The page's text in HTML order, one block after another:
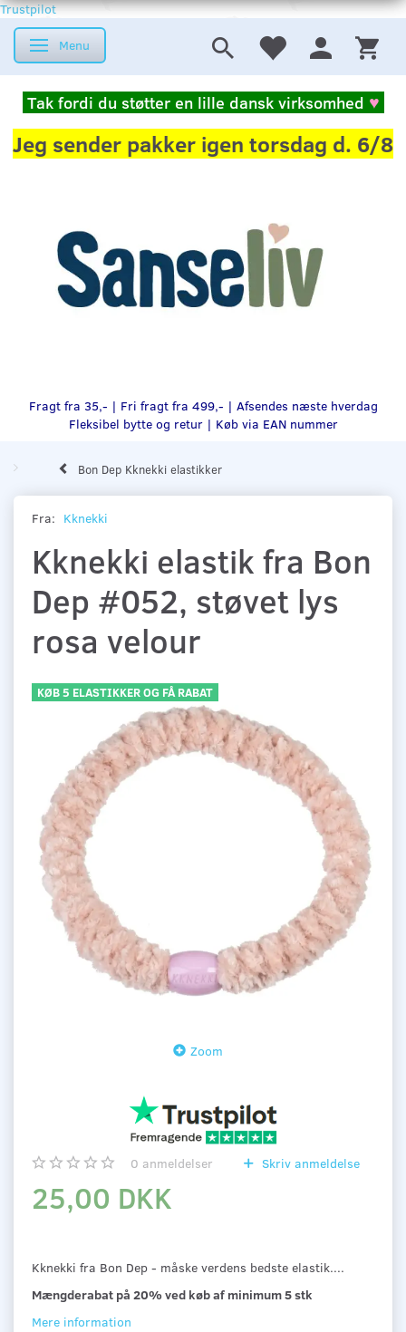
Trustpilot
Skifte navigation
Menu
Tak fordi du støtter en lille dansk virksomhed ♥
Jeg sender pakker igen torsdag d. 6/8
Fragt fra 35,- | Fri fragt fra 499,- | Afsendes næste hverdag
Fleksibel bytte og retur | Køb via EAN nummer
Bon Dep Kknekki elastikker
Fra: Kknekki
Kknekki elastik fra Bon
Dep #052, støvet lys
rosa velour
KØB 5 ELASTIKKER OG FÅ RABAT
Zoom
0 anmeldelser Skriv anmeldelse
25,00 DKK
Kknekki fra Bon Dep - måske verdens bedste elastik....
Mængderabat på 20% ved køb af minimum 5 stk
Mere information